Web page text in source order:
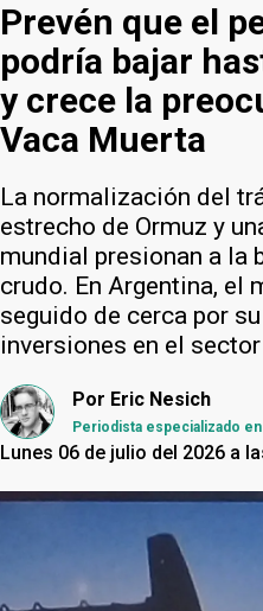
Prevén que el
podría bajar
y crece la
Vaca Muerta
La normalización del
estrecho de Ormuz y
mundial presionan a la
crudo. En Argentina, el
seguido de cerca por
inversiones en el
Por Eric Nesich
Periodista especializado
Lunes 06 de julio del 2026 a